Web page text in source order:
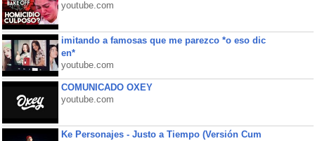
youtube.com
imitando a famosas que me parezco *o eso dic
en*
youtube.com
COMUNICADO OXEY
youtube.com
Ke Personajes - Justo a Tiempo (Versión Cum